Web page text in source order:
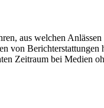
aus welchen
Zeitraum bei Medien